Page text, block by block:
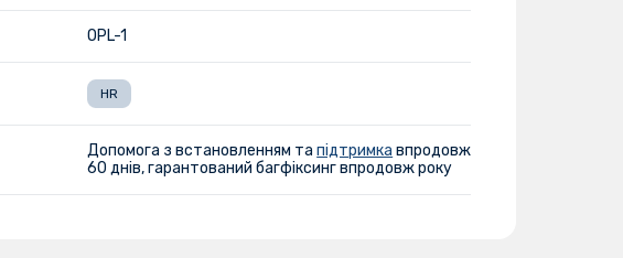
OPL-1
HR
Допомога з встановленням тапідтримка впродовж
60 днів, гарантований багфіксинг впродовж року